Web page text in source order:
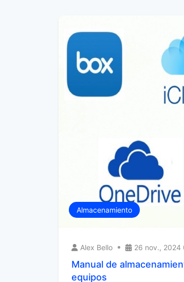
Almacenamiento
Alex Bello 26 nov., 2024
Manual de
equipos